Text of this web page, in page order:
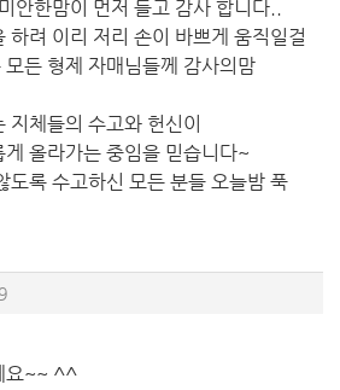
안한맘이 먼저 들고 감사 합니다..
하려 이리 저리 손이 바쁘게 움직일걸
든 형제 자매님들께 감사의맘
체들의 수고와 헌신이
올라가는 중임을 믿습니다~
도록 수고하신 모든 분들 오늘밤 푹
요~~ ^^